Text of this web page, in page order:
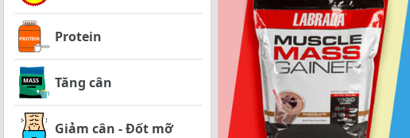
Protein
Tăng cân
Giảm cân - Đốt mỡ